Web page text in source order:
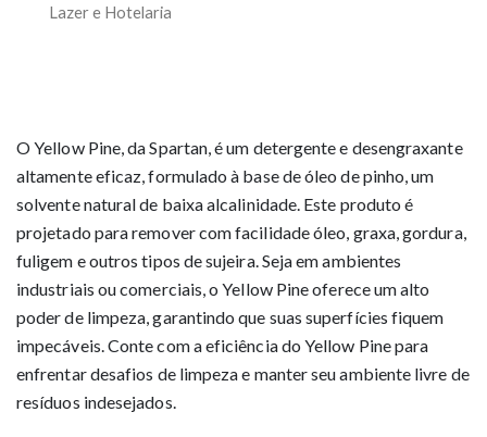
Lazer e Hotelaria
O Yellow Pine, da Spartan, é um detergente e desengraxante
altamente eficaz, formulado à base de óleo de pinho, um
solvente natural de baixa alcalinidade. Este produto é
projetado para remover com facilidade óleo, graxa, gordura,
fuligem e outros tipos de sujeira. Seja em ambientes
industriais ou comerciais, o Yellow Pine oferece um alto
poder de limpeza, garantindo que suas superfícies fiquem
impecáveis. Conte com a eficiência do Yellow Pine para
enfrentar desafios de limpeza e manter seu ambiente livre de
resíduos indesejados.